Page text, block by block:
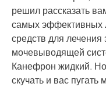
решил рассказать
самых эффективных
средств для лечения
мочевыводящей
Канефрон жидкий.
скучать и вас пугать